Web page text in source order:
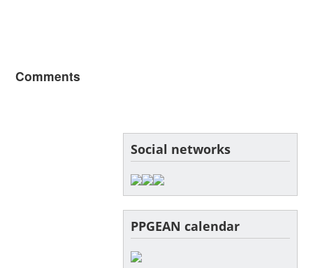
Comments
Social networks
PPGEAN calendar